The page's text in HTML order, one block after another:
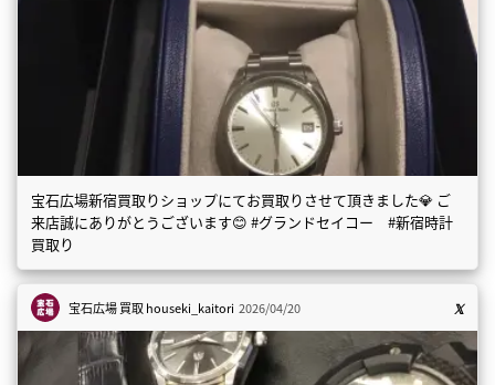
宝石広場新宿買取りショップにてお買取りさせて頂きました💎 ご
来店誠にありがとうございます😊 #グランドセイコー #新宿時計
買取り
宝石広場 買取houseki_kaitori 2026/04/20